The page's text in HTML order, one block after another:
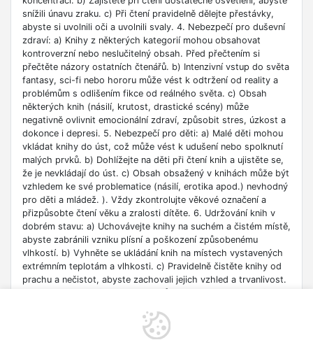
snížili únavu zraku. c) Při čtení pravidelně dělejte přestávky,
abyste si uvolnili oči a uvolnili svaly. 4. Nebezpečí pro duševní
zdraví: a) Knihy z některých kategorií mohou obsahovat
kontroverzní nebo neslučitelný obsah. Před přečtením si
přečtěte názory ostatních čtenářů. b) Intenzivní vstup do světa
fantasy, sci-fi nebo hororu může vést k odtržení od reality a
problémům s odlišením fikce od reálného světa. c) Obsah
některých knih (násilí, krutost, drastické scény) může
negativně ovlivnit emocionální zdraví, způsobit stres, úzkost a
dokonce i depresi. 5. Nebezpečí pro děti: a) Malé děti mohou
vkládat knihy do úst, což může vést k udušení nebo spolknutí
malých prvků. b) Dohlížejte na děti při čtení knih a ujistěte se,
že je nevkládají do úst. c) Obsah obsažený v knihách může být
vzhledem ke své problematice (násilí, erotika apod.) nevhodný
pro děti a mládež. ). Vždy zkontrolujte věkové označení a
přizpůsobte čtení věku a zralosti dítěte. 6. Udržování knih v
dobrém stavu: a) Uchovávejte knihy na suchém a čistém místě,
abyste zabránili vzniku plísní a poškození způsobenému
vlhkostí. b) Vyhněte se ukládání knih na místech vystavených
extrémním teplotám a vlhkosti. c) Pravidelně čistěte knihy od
prachu a nečistot, abyste zachovali jejich vzhled a trvanlivost.
vzdělávací nebo profesní účely. b) Věnujte pozornost datu
vydání, protože znalosti v některých oblastech se rychle